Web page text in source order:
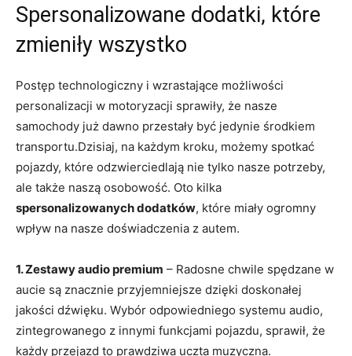
Spersonalizowane dodatki, które
zmieniły wszystko
Postęp technologiczny i wzrastające możliwości
personalizacji w motoryzacji sprawiły, że nasze
samochody już dawno przestały być jedynie środkiem
transportu.Dzisiaj, na każdym kroku, możemy spotkać
pojazdy, które odzwierciedlają nie tylko nasze potrzeby,
ale także naszą osobowość. Oto kilka
spersonalizowanych dodatków, które miały ogromny
wpływ na nasze doświadczenia z autem.
1. Zestawy audio premium – Radosne chwile spędzane w
aucie są znacznie przyjemniejsze dzięki doskonałej
jakości dźwięku. Wybór odpowiedniego systemu audio,
zintegrowanego z innymi funkcjami pojazdu, sprawił, że
każdy przejazd to prawdziwa uczta muzyczna.